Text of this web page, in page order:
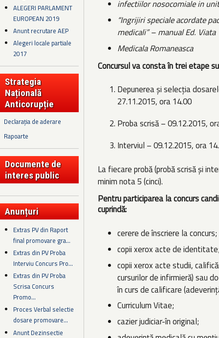
ALEGERI PARLAMENT
EUROPEAN 2019
Anunt recrutare AEP
Alegeri locale partiale
2017
Strategia
Națională
Anticorupție
Declarația de aderare
Rapoarte
Documente de
interes public
Anunțuri
Extras PV din Raport
final promovare gra...
Extras din PV Proba
Interviu Concurs Pro...
Extras din PV Proba
Scrisa Concurs
Promo...
Proces Verbal selectie
dosare promovare...
Anunt Dezinsectie
infectiilor nosocomiale in
“Ingrijiri speciale acordate
medicali” – manual Ed. Viata
Medicala Romaneasca
Concursul va consta în trei etape
Depunerea şi selecţia
27.11.2015, ora 14.00
Proba scrisă – 09.12.2015,
Interviul – 09.12.2015, ora
La fiecare probă (probă scrisă şi
minim nota 5 (cinci).
Pentru participarea la concurs
cuprindă:
cerere de înscriere la concurs;
copii xerox acte de
copii xerox acte studii,
cursurilor de infirmieră) sau
în curs de calificare
Curriculum Vitae;
cazier judiciar-în original;